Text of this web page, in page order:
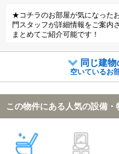
★コチラのお部屋が気になった
門スタッフが詳細情報をご案内
まとめてご紹介可能です！
同じ建
空いているお
この物件にある人気の設備・